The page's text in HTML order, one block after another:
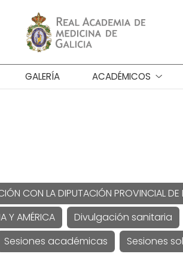
GALERÍA ACADÉMICOS
CON LA DIPUTACIÓN PROVINCIAL DE
Y AMÉRICA
Divulgación sanitaria
Sesiones académicas Sesiones